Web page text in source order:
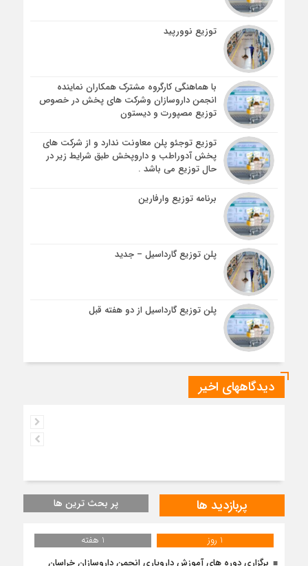
توزیع نوورپید
با هماهنگی کارگروه مشترک همکاران نماینده
انجمن داروسازان و‌شرکت های پخش در خصوص
توزیع مصپورت و دیستون
توزیع توجئو پلن معاونت ندارد و از شرکت های
پخش آدوراطب و داروپخش طبق شرایط زیر در
حال توزیع می باشد .
برنامه توزیع وارفارین
پلن توزیع گارداسیل – جدید
پلن توزیع گارداسیل از دو هفته قبل
دیدگاههای اخیر
پربازدید ها پر بحث ترین ها
1 روز
1 هفته
برگزاری دوره های آموزش دارویاری انجمن داروسازان خراسان